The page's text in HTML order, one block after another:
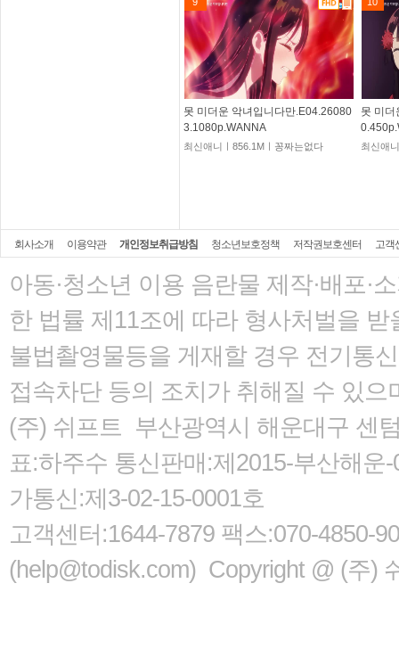
못 미더운 악녀입니다만.E04.26080
3.1080p.WANNA
최신애니ㅣ856.1Mㅣ꽁짜는없다
못 미
최신애
회사소개 이용약관 개인정보취급방침 청소년보호정책 저작권보호센터 고객
아동·청소년 이용 음란물 제작·배포·
한 법률 제11조에 따라 형사처벌을 받
불법촬영물등을 게재할 경우 전기통
접속차단 등의 조치가 취해질 수 있으
(주) 쉬프트 부산광역시 해운대구 센
표:하주수 통신판매:제2015-부산해
가통신:제3-02-15-0001호
고객센터:1644-7879 팩스:070-4850-
(help@todisk.com) Copyright @ (주)